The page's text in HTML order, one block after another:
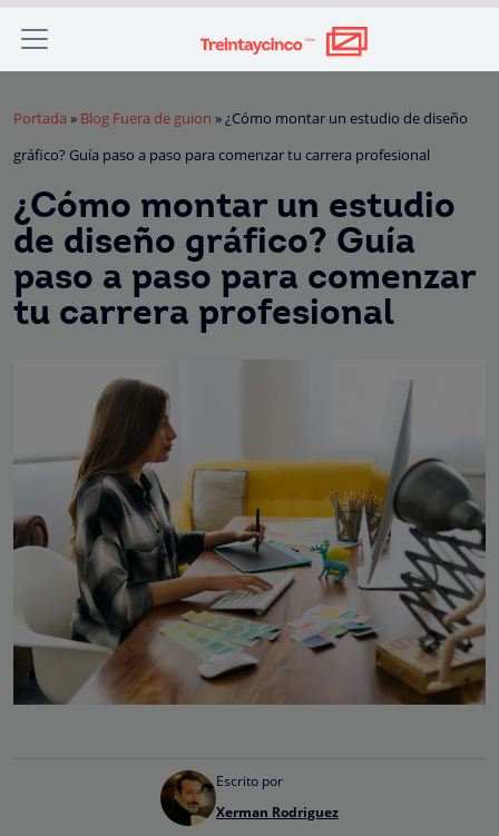
Portada » Blog Fuera de guion »¿Cómo montar un estudio de diseño
gráfico? Guía paso a paso para comenzar tu carrera profesional
¿Cómo montar un estudio
de diseño gráfico? Guía
paso a paso para comenzar
tu carrera profesional
Escrito por
Xerman Rodriguez